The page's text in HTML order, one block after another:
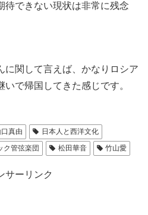
待できない現状は非常に残念
に関して言えば、かなりロシア
で帰国してきた感じです。
口真由
日本人と西洋文化
ク管弦楽団
松田華音 竹山愛
サーリンク